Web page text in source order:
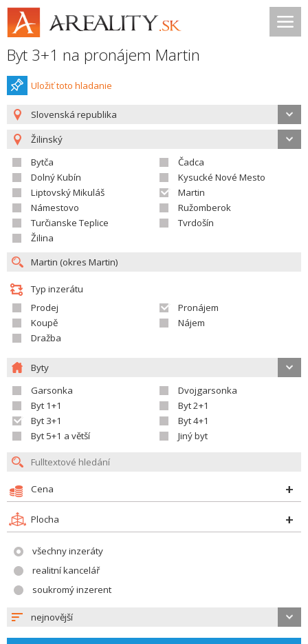
Byt 3+1 na pronájem Martin
Uložiť toto hladanie
Slovenská republika
Žilinský
Bytča
Čadca
Dolný Kubín
Kysucké Nové Mesto
Liptovský Mikuláš
Martin
Námestovo
Ružomberok
Turčianske Teplice
Tvrdošín
Žilina
Typ inzerátu
Prodej
Pronájem
Koupě
Nájem
Dražba
Byty
Garsonka
Dvojgarsonka
Byt 1+1
Byt 2+1
Byt 3+1
Byt 4+1
Byt 5+1 a větší
Jiný byt
Cena
Plocha
všechny inzeráty
realitní kancelář
soukromý inzerent
nejnovější